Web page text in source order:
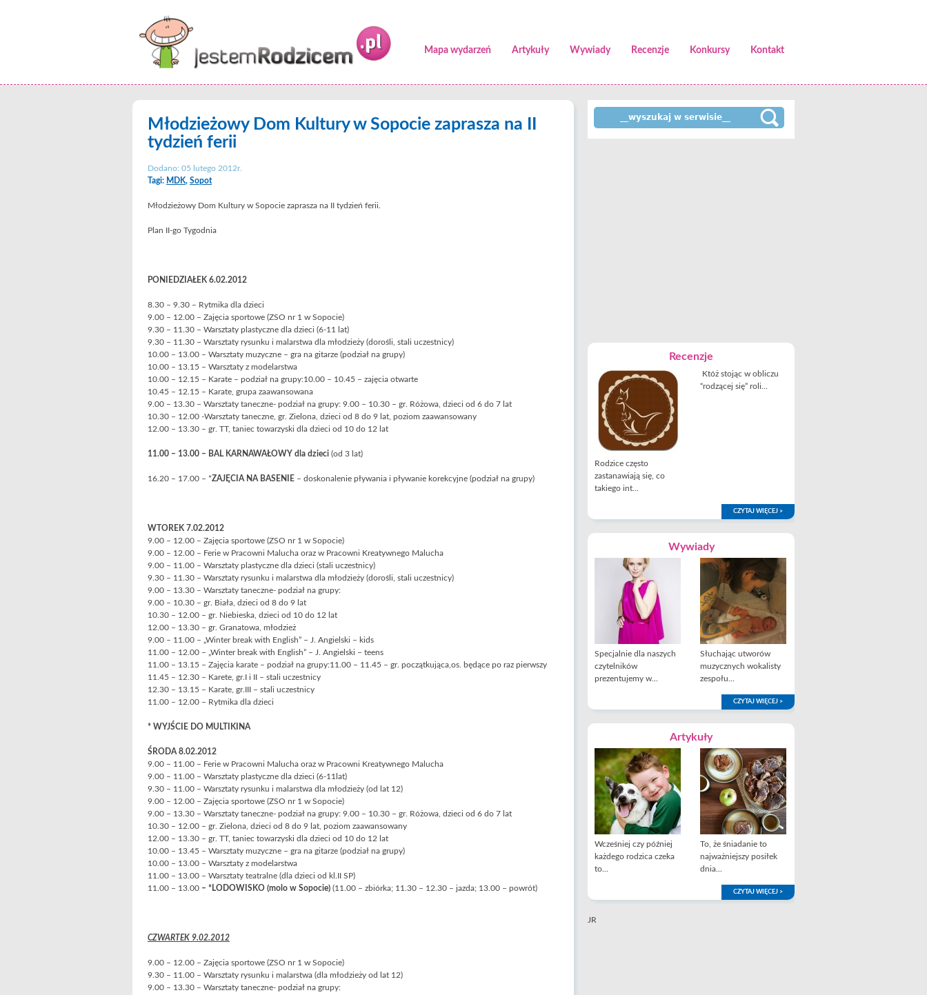
Mapa wydarzeń Artykuły Wywiady Recenzje Konkursy Kontakt
Młodzieżowy Dom Kultury w Sopocie zaprasza na II
tydzień ferii
Dodano: 05 lutego 2012r.
Tagi: MDK, Sopot
Młodzieżowy Dom Kultury w Sopocie zaprasza na II tydzień ferii.
Plan II-go Tygodnia
PONIEDZIAŁEK 6.02.2012
8.30 – 9.30 – Rytmika dla dzieci
9.00 – 12.00 – Zajęcia sportowe (ZSO nr 1 w Sopocie)
9.30 – 11.30 – Warsztaty plastyczne dla dzieci (6-11 lat)
9.30 – 11.30 – Warsztaty rysunku i malarstwa dla młodzieży (dorośli, stali uczestnicy)
10.00 – 13.00 – Warsztaty muzyczne – gra na gitarze (podział na grupy)
10.00 – 13.15 – Warsztaty z modelarstwa
10.00 – 12.15 – Karate – podział na grupy:10.00 – 10.45 – zajęcia otwarte
10.45 – 12.15 – Karate, grupa zaawansowana
9.00 – 13.30 – Warsztaty taneczne- podział na grupy: 9.00 – 10.30 – gr. Różowa, dzieci od 6 do 7 lat
10.30 – 12.00 -Warsztaty taneczne, gr. Zielona, dzieci od 8 do 9 lat, poziom zaawansowany
12.00 – 13.30 – gr. TT, taniec towarzyski dla dzieci od 10 do 12 lat
11.00 – 13.00 – BAL KARNAWAŁOWY dla dzieci (od 3 lat)
16.20 – 17.00 – *ZAJĘCIA NA BASENIE – doskonalenie pływania i pływanie korekcyjne (podział na grupy)
WTOREK 7.02.2012
9.00 – 12.00 – Zajęcia sportowe (ZSO nr 1 w Sopocie)
9.00 – 12.00 – Ferie w Pracowni Malucha oraz w Pracowni Kreatywnego Malucha
9.00 – 11.00 – Warsztaty plastyczne dla dzieci (stali uczestnicy)
9.30 – 11.30 – Warsztaty rysunku i malarstwa dla młodzieży (dorośli, stali uczestnicy)
9.00 – 13.30 – Warsztaty taneczne- podział na grupy:
9.00 – 10.30 – gr. Biała, dzieci od 8 do 9 lat
10.30 – 12.00 – gr. Niebieska, dzieci od 10 do 12 lat
12.00 – 13.30 – gr. Granatowa, młodzież
9.00 – 11.00 – „Winter break with English” – J. Angielski – kids
11.00 – 12.00 – „Winter break with English” – J. Angielski – teens
11.00 – 13.15 – Zajęcia karate – podział na grupy:11.00 – 11.45 – gr. początkująca,os. będące po raz pierwszy
11.45 – 12.30 – Karete, gr.I i II – stali uczestnicy
12.30 – 13.15 – Karate, gr.III – stali uczestnicy
11.00 – 12.00 – Rytmika dla dzieci
* WYJŚCIE DO MULTIKINA
ŚRODA 8.02.2012
9.00 – 11.00 – Ferie w Pracowni Malucha oraz w Pracowni Kreatywnego Malucha
9.00 – 11.00 – Warsztaty plastyczne dla dzieci (6-11lat)
9.30 – 11.00 – Warsztaty rysunku i malarstwa dla młodzieży (od lat 12)
9.00 – 12.00 – Zajęcia sportowe (ZSO nr 1 w Sopocie)
9.00 – 13.30 – Warsztaty taneczne- podział na grupy: 9.00 – 10.30 – gr. Różowa, dzieci od 6 do 7 lat
10.30 – 12.00 – gr. Zielona, dzieci od 8 do 9 lat, poziom zaawansowany
12.00 – 13.30 – gr. TT, taniec towarzyski dla dzieci od 10 do 12 lat
10.00 – 13.45 – Warsztaty muzyczne – gra na gitarze (podział na grupy)
10.00 – 13.00 – Warsztaty z modelarstwa
11.00 – 13.00 – Warsztaty teatralne (dla dzieci od kl.II SP)
11.00 – 13.00 – *LODOWISKO (molo w Sopocie) (11.00 – zbiórka; 11.30 – 12.30 – jazda; 13.00 – powrót)
CZWARTEK 9.02.2012
9.00 – 12.00 – Zajęcia sportowe (ZSO nr 1 w Sopocie)
9.30 – 11.00 – Warsztaty rysunku i malarstwa (dla młodzieży od lat 12)
9.00 – 13.30 – Warsztaty taneczne- podział na grupy:
Recenzje
Rodzice często
zastanawiają się, co
takiego int...
Któż stojąc w obliczu
“rodzącej się” roli...
CZYTAJ WIĘCEJ >
Wywiady
Specjalnie dla naszych
czytelników
prezentujemy w...
Słuchając utworów
muzycznych wokalisty
zespołu...
CZYTAJ WIĘCEJ >
Artykuły
Wcześniej czy później
każdego rodzica czeka
to...
To, że śniadanie to
najważniejszy posiłek
dnia...
CZYTAJ WIĘCEJ >
JR